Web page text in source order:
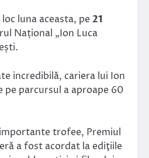
luna aceasta, pe21
Național „Ion Luca
incredibilă, cariera lui Ion
pe parcursul a aproape 60
trofee, Premiul
a fost acordat la ediţiile